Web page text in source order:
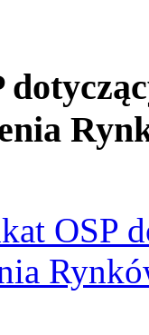
OSP